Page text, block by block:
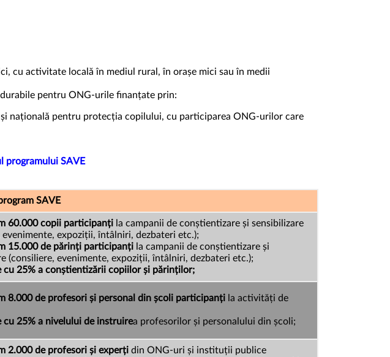
cu activitate locală în mediul rural, în orașe mici sau în medii
pentru ONG-urile finanțate prin:
națională pentru protecția copilului, cu participarea ONG-urilor care
programului SAVE
SAVE
60.000 copii participanțila campanii de conștientizare și sensibilizare
evenimente, expoziții, întâlniri, dezbateri etc.);
15.000 de părinți participanți la campanii de conștientizare și
(consiliere, evenimente, expoziții, întâlniri, dezbateri etc.);
cu 25% a conștientizării copiilor și părinților;
8.000 de profesori și personal din școli participanțila activități de
cu 25% a nivelului de instruirea profesorilor și personalului din școli;
2.000 de profesori și experțidin ONG-uri și instituții publice